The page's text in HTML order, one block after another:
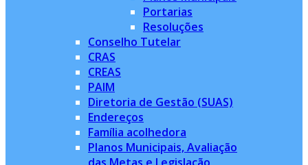
Portarias
Resoluções
Conselho Tutelar
CRAS
CREAS
PAIM
Diretoria de Gestão (SUAS)
Endereços
Família acolhedora
Planos Municipais, Avaliação